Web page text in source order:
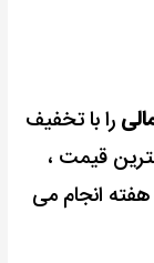
را با تخفیف
قیمت ،
هفته انجام می